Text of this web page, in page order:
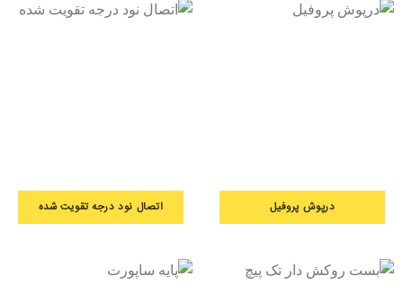
درپوش پروفیل اتصال نود درجه تقویت شده